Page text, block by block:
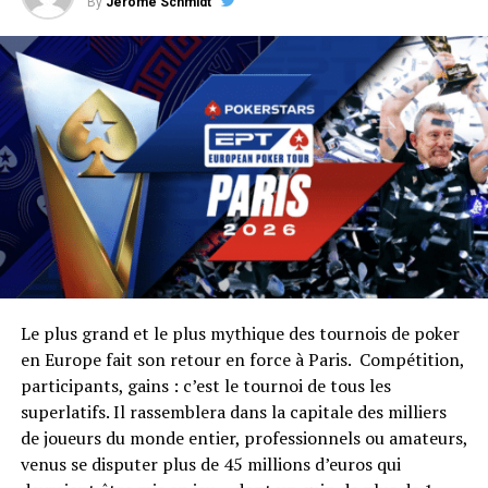
Martin Finger 256,400 €
Stephen Chidwick 187,200 €
Chenxiang Miao 136,900 €
Pascal Lefrancois 113,250 €
RELATED TOPICS:
UP NEXT
EPT Monte-Carlo : Sacre de l'Italien Antonio Buonanno
Dave "The Devilfish" Ulliott ne rigole pas
Le plus grand et le plus mythique des tournois de poker
en Europe fait son retour en force à Paris. Compétition,
participants, gains : c’est le tournoi de tous les
superlatifs. Il rassemblera dans la capitale des milliers
de joueurs du monde entier, professionnels ou amateurs,
venus se disputer plus de 45 millions d’euros qui